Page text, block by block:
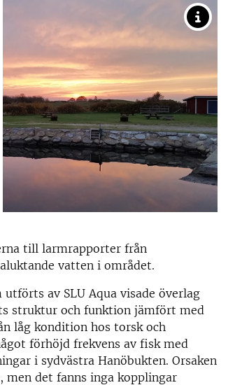
till larmrapporter från
vatten i området.
av SLU Aqua visade överlag
struktur och funktion jämfört med
låg kondition hos torsk och
förhöjd frekvens av fisk med
i sydvästra Hanöbukten. Orsaken
men det fanns inga kopplingar